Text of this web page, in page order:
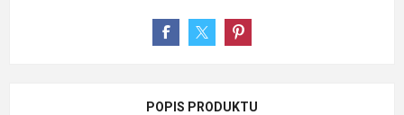
POPIS PRODUKTU